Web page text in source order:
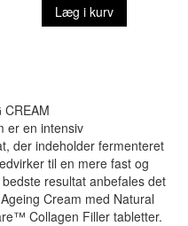
Læg i kurv
er en intensiv
der indeholder fermenteret
til en mere fast og
resultat anbefales det
Cream med Natural
Collagen Filler tabletter.